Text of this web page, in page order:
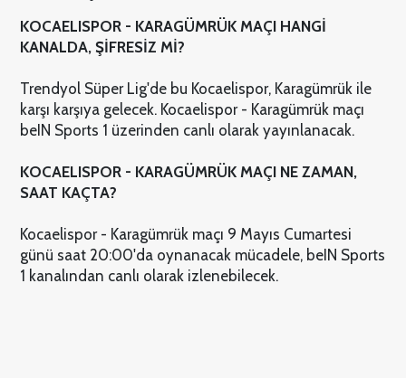
KOCAELISPOR - KARAGÜMRÜK MAÇI HANGİ
KANALDA, ŞİFRESİZ Mİ?
Trendyol Süper Lig'de bu Kocaelispor, Karagümrük ile
karşı karşıya gelecek. Kocaelispor - Karagümrük maçı
beIN Sports 1 üzerinden canlı olarak yayınlanacak.
KOCAELISPOR - KARAGÜMRÜK MAÇI NE ZAMAN,
SAAT KAÇTA?
Kocaelispor - Karagümrük maçı 9 Mayıs Cumartesi
günü saat 20:00'da oynanacak mücadele, beIN Sports
1 kanalından canlı olarak izlenebilecek.